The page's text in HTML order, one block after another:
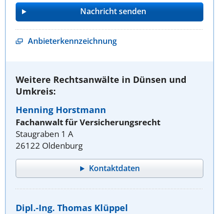
Anbieterkennzeichnung
Weitere Rechtsanwälte in Dünsen und
Umkreis:
Henning Horstmann
Fachanwalt für Versicherungsrecht
Staugraben 1 A
26122 Oldenburg
Kontaktdaten
Dipl.-Ing. Thomas Klüppel